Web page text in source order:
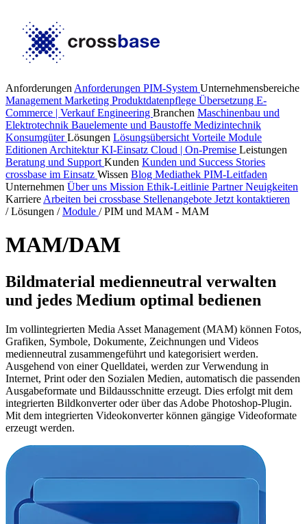
Anforderungen Anforderungen PIM-System Unternehmensbereiche
Management Marketing Produktdatenpflege Übersetzung E-
Commerce | VerkaufEngineering Branchen Maschinenbau und
Elektrotechnik Bauelemente und Baustoffe Medizintechnik
KonsumgüterLösungen Lösungsübersicht Vorteile Module
Editionen ArchitekturKI-Einsatz Cloud | On-Premise Leistungen
Beratung und Support Kunden Kunden und Success Stories
crossbase im Einsatz Wissen Blog Mediathek PIM-Leitfaden
Unternehmen Über uns Mission Ethik-Leitlinie PartnerNeuigkeiten
Karriere Arbeiten bei crossbase Stellenangebote Jetzt kontaktieren
/ Lösungen / Module / PIM und MAM - MAM
MAM/DAM
Bildmaterial medienneutral verwalten
und jedes Medium optimal bedienen
Im vollintegrierten Media Asset Management (MAM) können Fotos,
Grafiken, Symbole, Dokumente, Zeichnungen und Videos
medienneutral zusammengeführt und kategorisiert werden.
Ausgehend von einer Quelldatei, werden zur Verwendung in
Internet, Print oder den Sozialen Medien, automatisch die passenden
Ausgabeformate und Bildausschnitte erzeugt. Dies erfolgt mit dem
integrierten Bildkonverter oder über das Adobe Photoshop-Plugin.
Mit dem integrierten Videokonverter können gängige Videoformate
erzeugt werden.